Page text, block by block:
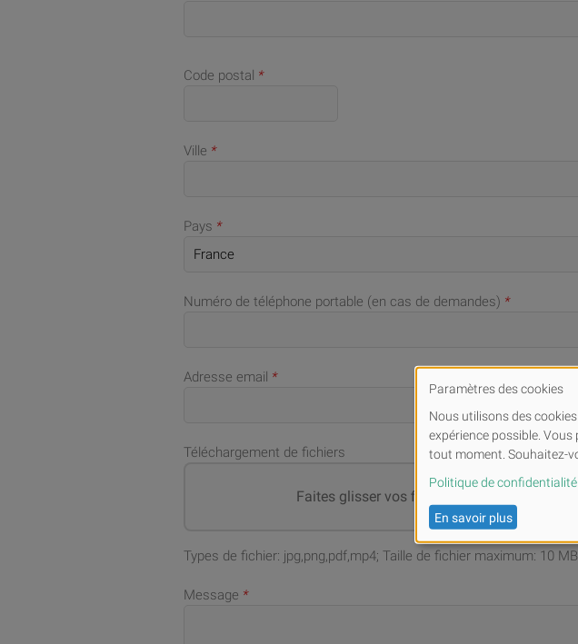
Code postal *
Ville *
Pays *
Numéro de téléphone portable (en cas de demandes) *
Adresse email *
Téléchargement de fichiers
Faites glisser vos fichiers ou
Types de fichier: jpg,png,pdf,mp4; Taille de fichier maximum: 10 MB
Message *